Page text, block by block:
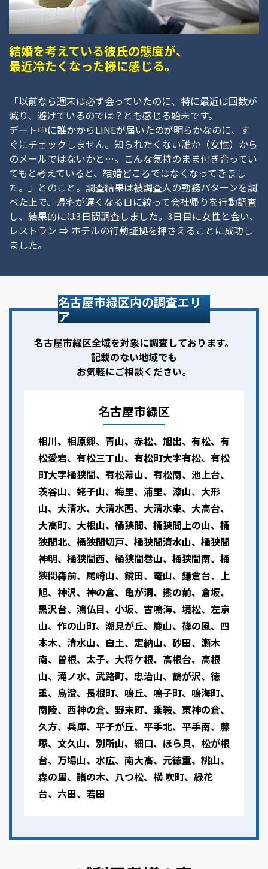
結婚を考えている彼氏の態度が、
最近冷たくなった様に感じる。
「以前なら週末は必ず会っていたのに、特に最近は回数が
減り、避けているのでは？とも感じる始末です。
デート中に誰かからLINEが届いたのが明らかなのに、す
ぐにチェックしません。知られたくない誰か（女性）から
のメールではないかと…。こんな気持のまま付き合ってい
てもと考えていると、結婚どころではなくなってきまし
た。」とのこと。調査結果は被調査人の勤務パターンを調
べた上で、帰宅が遅くなる日に絞って会社帰りを行動調査
し、結果的には3日間調査しました。3日目に女性と会い、
レストラン ⇒ ホテルの行動証拠を押さえることに成功し
ました。
名古屋市緑区内の調査エリ
ア
名古屋市緑区全域を対象に調査しております。
記載のない地域でも
お気軽にご相談ください。
名古屋市緑区
相川、相原郷、青山、赤松、旭出、有松、有
松愛宕、有松三丁山、有松町大字有松、有松
町大字桶狭間、有松幕山、有松南、池上台、
茨谷山、姥子山、梅里、浦里、漆山、大形
山、大清水、大清水西、大清水東、大高台、
大高町、大根山、桶狭間、桶狭間上の山、桶
狭間北、桶狭間切戸、桶狭間清水山、桶狭間
神明、桶狭間西、桶狭間巻山、桶狭間南、桶
狭間森前、尾崎山、鏡田、篭山、鎌倉台、上
旭、神沢、神の倉、亀が洞、熊の前、倉坂、
黒沢台、鴻仏目、小坂、古鳴海、境松、左京
山、作の山町、潮見が丘、鹿山、篠の風、四
本木、清水山、白土、定納山、砂田、瀬木
南、曽根、太子、大将ケ根、高根台、高根
山、滝ノ水、武路町、忠治山、鶴が沢、徳
重、鳥澄、長根町、鳴丘、鳴子町、鳴海町、
南陵、西神の倉、野末町、乗鞍、東神の倉、
久方、兵庫、平子が丘、平手北、平手南、藤
塚、文久山、別所山、細口、ほら貝、松が根
台、万場山、水広、南大高、元徳重、桃山、
森の里、諸の木、八つ松、横 吹町、緑花
台、六田、若田